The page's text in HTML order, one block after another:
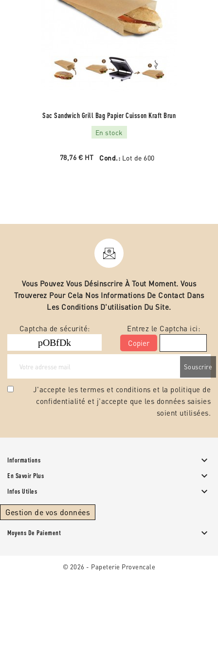
Sac Sandwich Grill Bag Papier Cuisson Kraft Brun
En stock
78,76 € HT Cond.: Lot de 600
Vous Pouvez Vous Désinscrire À Tout Moment. Vous
Trouverez Pour Cela Nos Informations De Contact Dans
Les Conditions D'utilisation Du Site.
Captcha de sécurité:
Entrez le Captcha ici:
Copier
J'accepte les termes et conditions et la politique de
confidentialité et j'accepte que les données saisies
soient utilisées.
Informations 
En Savoir Plus 
Infos Utiles 
Gestion de vos données
Moyens De Paiement 
© 2026 - Papeterie Provencale